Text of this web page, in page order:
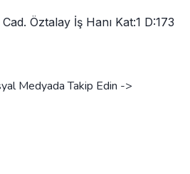
Öztalay İş Hanı Kat:1 D:173
Medyada Takip Edin ->